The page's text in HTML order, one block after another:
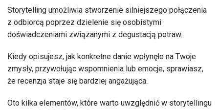
Storytelling umożliwia stworzenie silniejszego połączenia
z odbiorcą poprzez dzielenie się osobistymi
doświadczeniami związanymi z degustacją potraw.
Kiedy opisujesz, jak konkretne danie wpłynęło na Twoje
zmysły, przywołując wspomnienia lub emocje, sprawiasz,
że recenzja staje się bardziej angażująca.
Oto kilka elementów, które warto uwzględnić w storytellingu